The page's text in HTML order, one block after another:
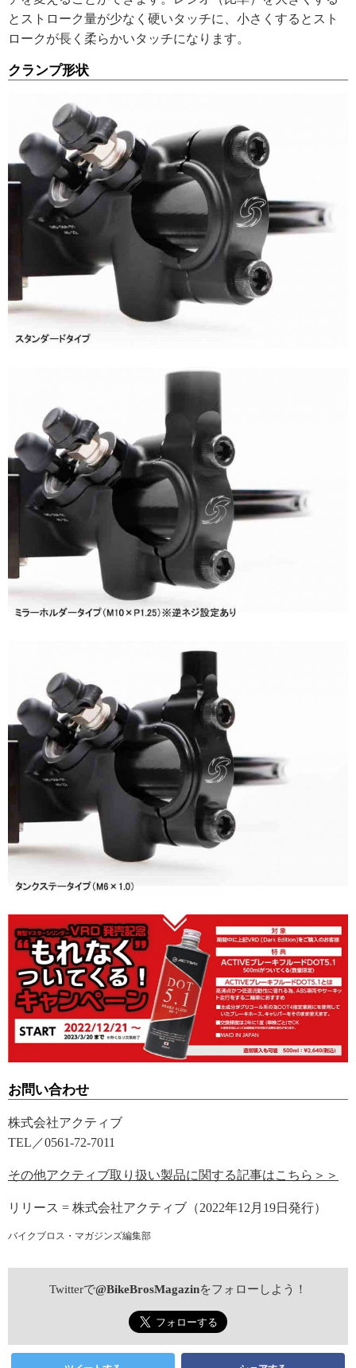
とストローク量が少なく硬いタッチに、小さくするとスト
ロークが長く柔らかいタッチになります。
クランプ形状
お問い合わせ
株式会社アクティブ
TEL／0561-72-7011
その他アクティブ取り扱い製品に関する記事はこちら＞＞
リリース = 株式会社アクティブ（2022年12月19日発行）
バイクブロス・マガジンズ編集部
Twitterで@BikeBrosMagazinをフォローしよう！